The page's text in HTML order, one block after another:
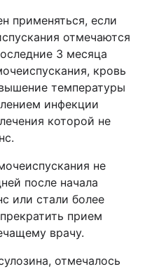
применяться, если
отмечаются
3 месяца
кровь
температуры
инфекции
которой не
не
после начала
или стали более
прием
врачу.
отмечалось